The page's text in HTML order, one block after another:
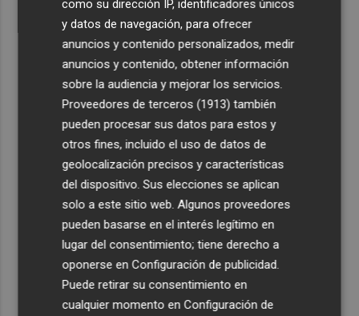
como su dirección IP, identificadores únicos
y datos de navegación, para ofrecer
anuncios y contenido personalizados, medir
anuncios y contenido, obtener información
sobre la audiencia y mejorar los servicios.
Proveedores de terceros (1913) también
pueden procesar sus datos para estos y
otros fines, incluido el uso de datos de
geolocalización precisos y características
del dispositivo. Sus elecciones se aplican
solo a este sitio web. Algunos proveedores
pueden basarse en el interés legítimo en
lugar del consentimiento; tiene derecho a
oponerse enConfiguración de publicidad
Puede retirar su consentimiento en
cualquier momento enConfiguración de